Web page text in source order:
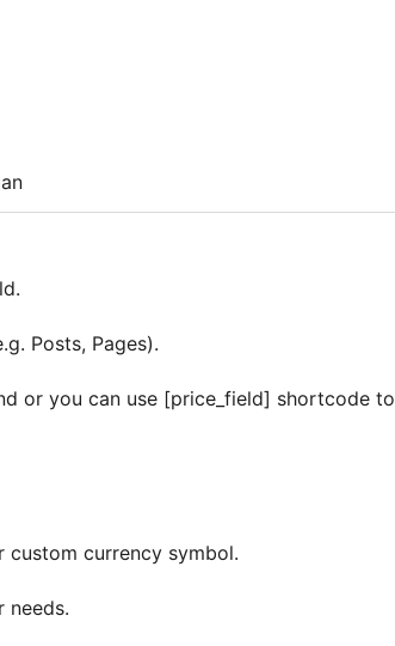
Posts, Pages).
or you can use [price_field] shortcode to
custom currency symbol.
needs.